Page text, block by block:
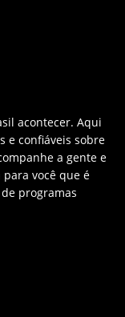
acontecer. Aqui
e confiáveis sobre
a gente e
você que é
programas